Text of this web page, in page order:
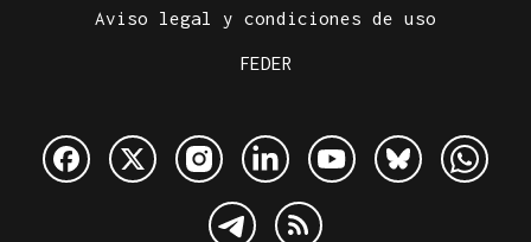
Aviso legal y condiciones de uso
FEDER